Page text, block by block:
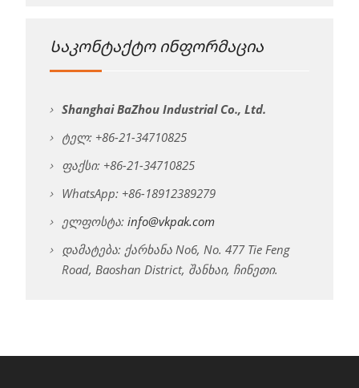
Საკონტაქტო ინფორმაცია
Shanghai BaZhou Industrial Co., Ltd.
ტელ: +86-21-34710825
ფაქსი: +86-21-34710825
WhatsApp: +86-18912389279
ელფოსტა: info@vkpak.com
დამატება: ქარხანა No6, No. 477 Tie Feng
Road, Baoshan District, შანხაი, ჩინეთი.